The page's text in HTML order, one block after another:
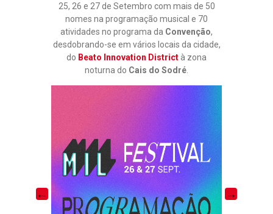
25, 26 e 27 de Setembro com mais de 50
nomes na programação musical e 70
atividades no programa da Convenção,
desdobrando-se em vários locais da cidade,
do Beato Innovation District à zona
noturna do Cais do Sodré